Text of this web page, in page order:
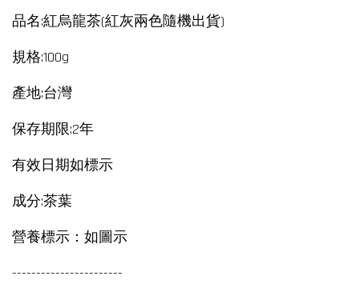
品名:紅烏龍茶(紅灰兩色隨機出貨)
規格:100g
產地:台灣
保存期限:2年
有效日期如標示
成分:茶葉
營養標示：如圖示
-----------------------